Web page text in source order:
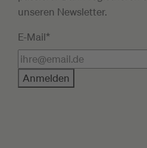
unseren Newsletter.
E-Mail*
Anmelden